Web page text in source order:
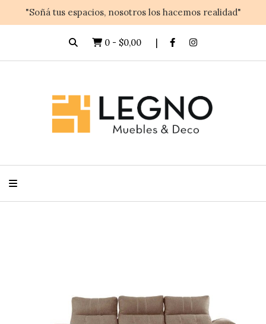
"Soñá tus espacios, nosotros los hacemos realidad"
0 - $0,00